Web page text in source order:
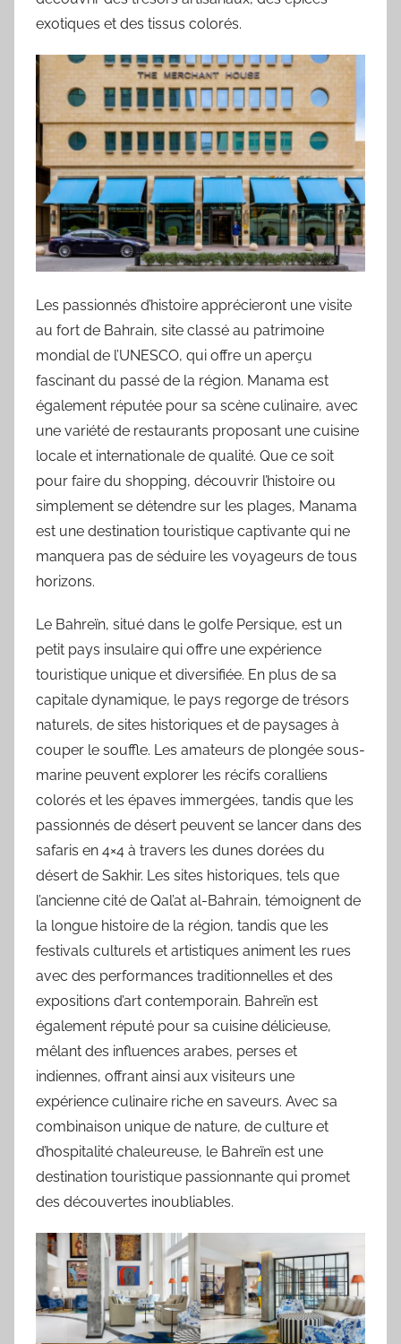
exotiques et des tissus colorés.
Les passionnés d’histoire apprécieront une visite
au fort de Bahrain, site classé au patrimoine
mondial de l’UNESCO, qui offre un aperçu
fascinant du passé de la région. Manama est
également réputée pour sa scène culinaire, avec
une variété de restaurants proposant une cuisine
locale et internationale de qualité. Que ce soit
pour faire du shopping, découvrir l’histoire ou
simplement se détendre sur les plages, Manama
est une destination touristique captivante qui ne
manquera pas de séduire les voyageurs de tous
horizons.
Le Bahreïn, situé dans le golfe Persique, est un
petit pays insulaire qui offre une expérience
touristique unique et diversifiée. En plus de sa
capitale dynamique, le pays regorge de trésors
naturels, de sites historiques et de paysages à
couper le souffle. Les amateurs de plongée sous-
marine peuvent explorer les récifs coralliens
colorés et les épaves immergées, tandis que les
passionnés de désert peuvent se lancer dans des
safaris en 4×4 à travers les dunes dorées du
désert de Sakhir. Les sites historiques, tels que
l’ancienne cité de Qal’at al-Bahrain, témoignent de
la longue histoire de la région, tandis que les
festivals culturels et artistiques animent les rues
avec des performances traditionnelles et des
expositions d’art contemporain. Bahreïn est
également réputé pour sa cuisine délicieuse,
mêlant des influences arabes, perses et
indiennes, offrant ainsi aux visiteurs une
expérience culinaire riche en saveurs. Avec sa
combinaison unique de nature, de culture et
d’hospitalité chaleureuse, le Bahreïn est une
destination touristique passionnante qui promet
des découvertes inoubliables.